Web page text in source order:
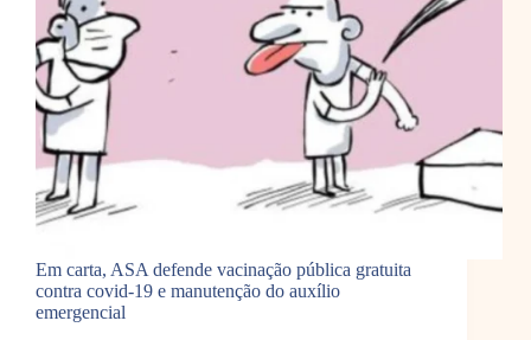
Em carta, ASA defende vacinação pública gratuita
contra covid-19 e manutenção do auxílio
emergencial